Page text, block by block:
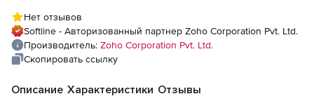
Model Single Installation), fee for 250
Workstations
Нет отзывов
Softline - Авторизованный партнер Zoho Corporation Pvt. Ltd.
Производитель: Zoho Corporation Pvt. Ltd.
Скопировать ссылку
Описание Характеристики Отзывы